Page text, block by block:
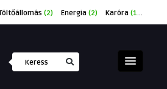
(2) Energia (2) Karóra (1)